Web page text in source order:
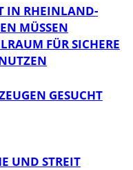
IN RHEINLAND-
MÜSSEN
FÜR SICHERE
GESUCHT
UND STREIT